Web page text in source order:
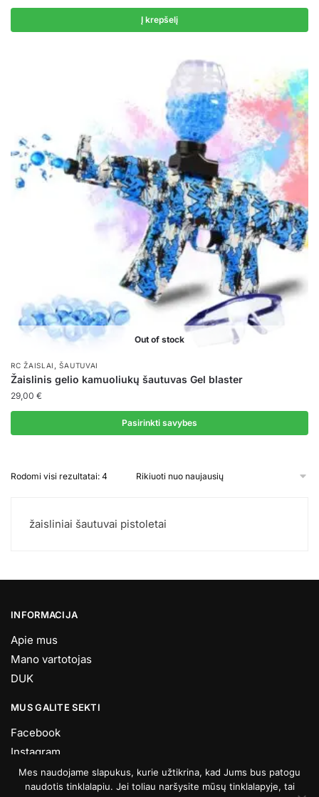
Į krepšelį
Out of stock
RC ŽAISLAI ,ŠAUTUVAI
Žaislinis gelio kamuoliukų šautuvas Gel blaster
29,00 €
Pasirinkti savybes
has
be
on
the
product
page
Rodomi visi rezultatai: 4 Rūšiuojama
žaisliniai šautuvai pistoletai
INFORMACIJA
Apie mus
Mano vartotojas
DUK
MUS GALITE SEKTI
Facebook
Instagram
Youtube
Mes naudojame slapukus, kurie užtikrina, kad Jums bus patogu
naudotis tinklalapiu. Jei toliau naršysite mūsų tinklalapyje, tai